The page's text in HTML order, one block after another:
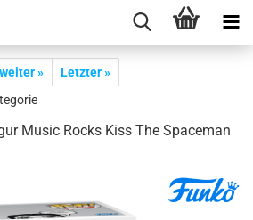
weiter »
Letzter »
Music Rocks Kiss The Spa­ce­man